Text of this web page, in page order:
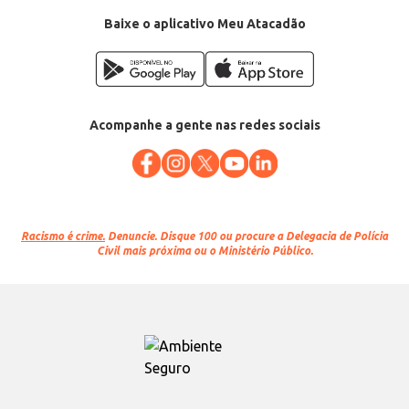
Baixe o aplicativo Meu Atacadão
Acompanhe a gente nas redes sociais
Racismo é crime. Denuncie. Disque 100 ou procure a Delegacia de Polícia
Civil mais próxima ou o Ministério Público.